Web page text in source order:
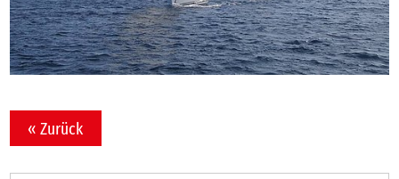
« Zurück